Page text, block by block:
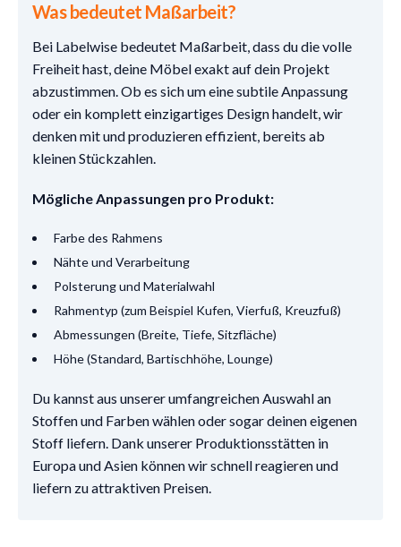
Was bedeutet Maßarbeit?
Bei Labelwise bedeutet Maßarbeit, dass du die volle
Freiheit hast, deine Möbel exakt auf dein Projekt
abzustimmen. Ob es sich um eine subtile Anpassung
oder ein komplett einzigartiges Design handelt, wir
denken mit und produzieren effizient, bereits ab
kleinen Stückzahlen.
Mögliche Anpassungen pro Produkt:
Farbe des Rahmens
Nähte und Verarbeitung
Polsterung und Materialwahl
Rahmentyp (zum Beispiel Kufen, Vierfuß, Kreuzfuß)
Abmessungen (Breite, Tiefe, Sitzfläche)
Höhe (Standard, Bartischhöhe, Lounge)
Du kannst aus unserer umfangreichen Auswahl an
Stoffen und Farben wählen oder sogar deinen eigenen
Stoff liefern. Dank unserer Produktionsstätten in
Europa und Asien können wir schnell reagieren und
liefern zu attraktiven Preisen.